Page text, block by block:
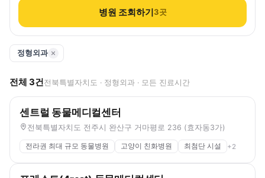
병원 조회하기3곳
정형외과
전체 3건전북특별자치도 · 정형외과 · 모든 진료시간
센트럴 동물메디컬센터
전북특별자치도 전주시 완산구 거마평로 236 (효자동3가)
전라권 최대 규모 동물병원 고양이 친화병원 최첨단 시설 +2